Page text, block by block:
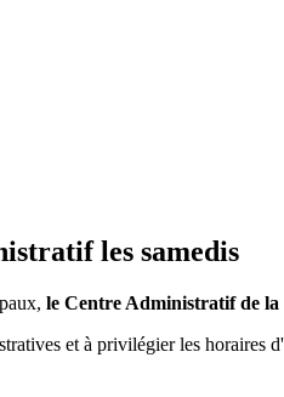
les samedis
le Centre Administratif de la
et à privilégier les horaires